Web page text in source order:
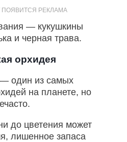
— кукушкины
и черная трава.
орхидея
один из самых
на планете, но
до цветения может
лишенное запаса